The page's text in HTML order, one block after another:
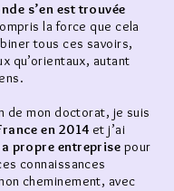
s’en est trouvée
la force que cela
tous ces savoirs,
qu’orientaux, autant
de mon doctorat, je suis
en 2014 et j’ai
propre entreprise pour
connaissances
cheminement, avec